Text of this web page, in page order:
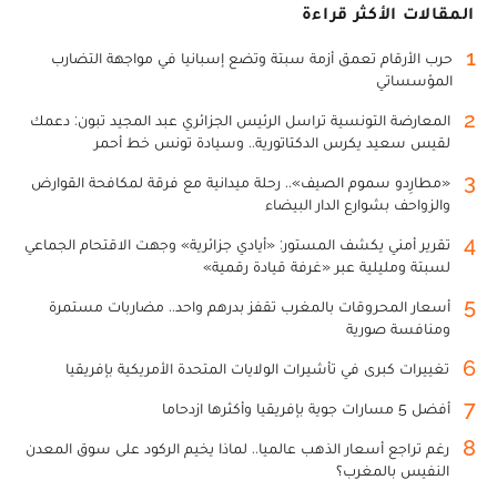
المقالات الأكثر قراءة
1
حرب الأرقام تعمق أزمة سبتة وتضع إسبانيا في مواجهة التضارب
المؤسساتي
2
المعارضة التونسية تراسل الرئيس الجزائري عبد المجيد تبون: دعمك
لقيس سعيد يكرس الدكتاتورية.. وسيادة تونس خط أحمر
3
«مطارِدو سموم الصيف».. رحلة ميدانية مع فرقة لمكافحة القوارض
والزواحف بشوارع الدار البيضاء
4
تقرير أمني يكشف المستور: «أيادي جزائرية» وجهت الاقتحام الجماعي
لسبتة ومليلية عبر «غرفة قيادة رقمية»
5
أسعار المحروقات بالمغرب تقفز بدرهم واحد.. مضاربات مستمرة
ومنافسة صورية
6 تغييرات كبرى في تأشيرات الولايات المتحدة الأمريكية بإفريقيا
7 أفضل 5 مسارات جوية بإفريقيا وأكثرها ازدحاما
8
رغم تراجع أسعار الذهب عالميا.. لماذا يخيم الركود على سوق المعدن
النفيس بالمغرب؟